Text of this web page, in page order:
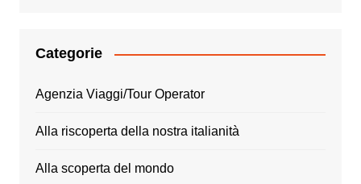
Categorie
Agenzia Viaggi/Tour Operator
Alla riscoperta della nostra italianità
Alla scoperta del mondo